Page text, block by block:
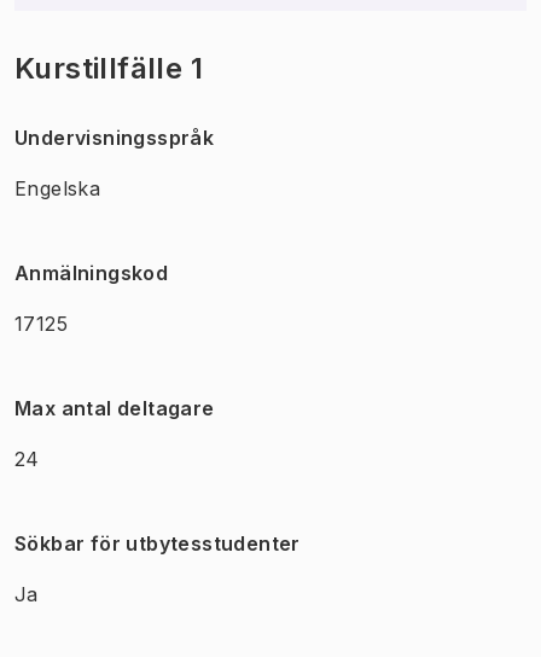
Kurstillfälle 1
Undervisningsspråk
Engelska
Anmälningskod
17125
Max antal deltagare
24
Sökbar för utbytesstudenter
Ja